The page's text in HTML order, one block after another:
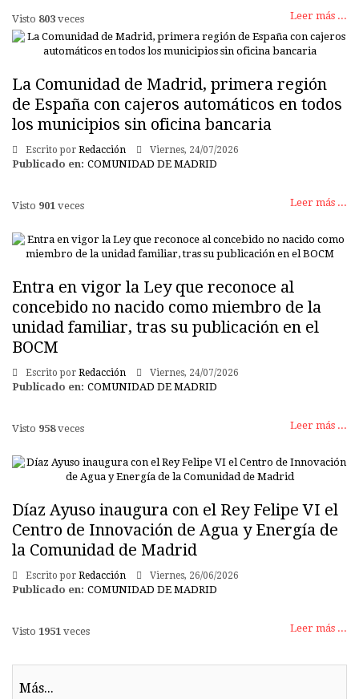
Leer más ...
Visto 803 veces
La Comunidad de Madrid, primera región
de España con cajeros automáticos en todos
los municipios sin oficina bancaria
Escrito por Redacción Viernes, 24/07/2026
Publicado en: COMUNIDAD DE MADRID
Leer más ...
Visto 901 veces
Entra en vigor la Ley que reconoce al
concebido no nacido como miembro de la
unidad familiar, tras su publicación en el
BOCM
Escrito por Redacción Viernes, 24/07/2026
Publicado en: COMUNIDAD DE MADRID
Leer más ...
Visto 958veces
Díaz Ayuso inaugura con el Rey Felipe VI el
Centro de Innovación de Agua y Energía de
la Comunidad de Madrid
Escrito por Redacción Viernes, 26/06/2026
Publicado en: COMUNIDAD DE MADRID
Leer más ...
Visto 1951 veces
Más...